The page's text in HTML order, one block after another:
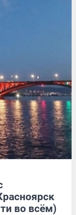
во всём)